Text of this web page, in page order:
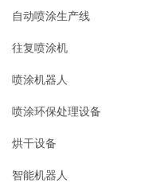
自动喷涂生产线
往复喷涂机
喷涂机器人
喷涂环保处理设备
烘干设备
智能机器人